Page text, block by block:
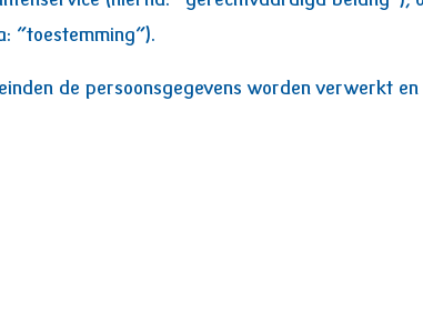
“toestemming”).
de persoonsgegevens worden verwerkt